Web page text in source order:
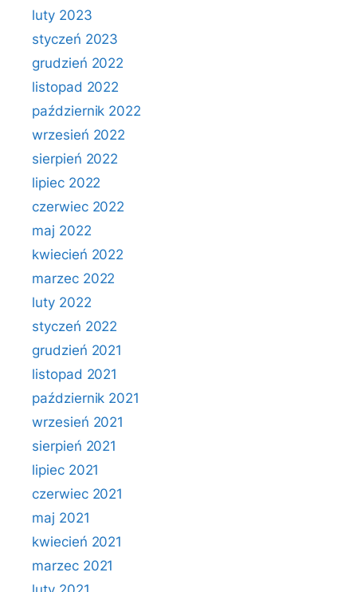
luty 2023
styczeń 2023
grudzień 2022
listopad 2022
październik 2022
wrzesień 2022
sierpień 2022
lipiec 2022
czerwiec 2022
maj 2022
kwiecień 2022
marzec 2022
luty 2022
styczeń 2022
grudzień 2021
listopad 2021
październik 2021
wrzesień 2021
sierpień 2021
lipiec 2021
czerwiec 2021
maj 2021
kwiecień 2021
marzec 2021